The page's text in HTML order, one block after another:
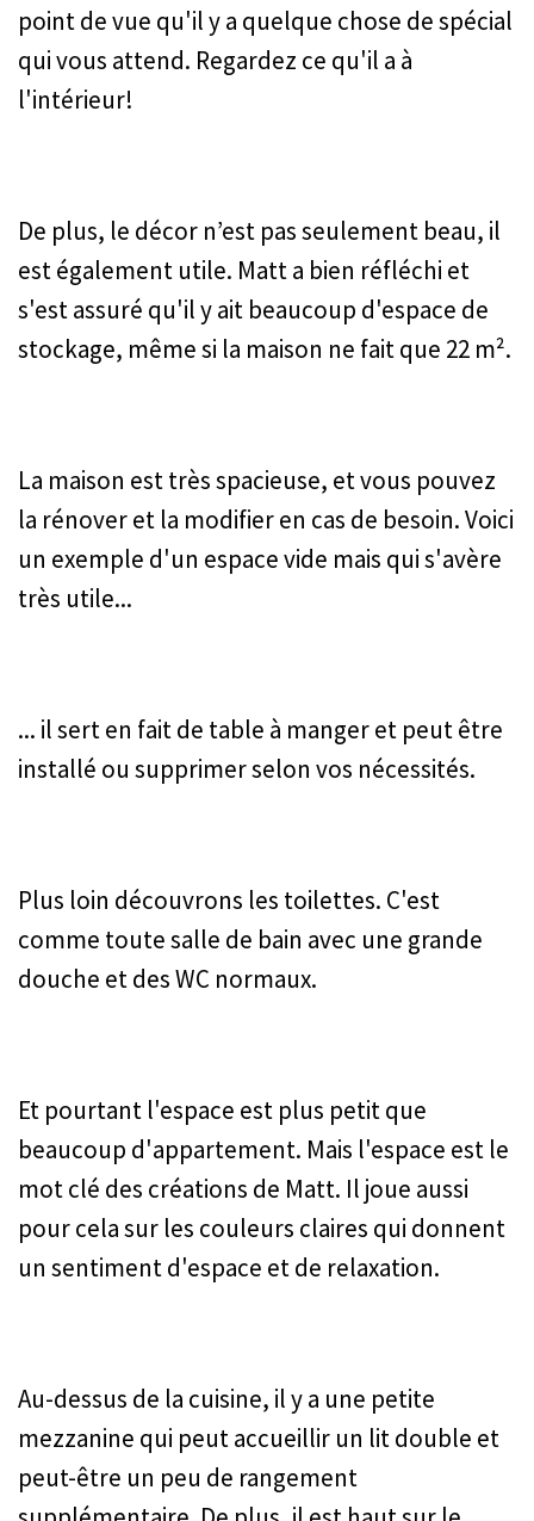
point de vue qu'il y a quelque chose de spécial
qui vous attend. Regardez ce qu'il a à
l'intérieur!
De plus, le décor n’est pas seulement beau, il
est également utile. Matt a bien réfléchi et
s'est assuré qu'il y ait beaucoup d'espace de
stockage, même si la maison ne fait que 22 m².
La maison est très spacieuse, et vous pouvez
la rénover et la modifier en cas de besoin. Voici
un exemple d'un espace vide mais qui s'avère
très utile...
... il sert en fait de table à manger et peut être
installé ou supprimer selon vos nécessités.
Plus loin découvrons les toilettes. C'est
comme toute salle de bain avec une grande
douche et des WC normaux.
Et pourtant l'espace est plus petit que
beaucoup d'appartement. Mais l'espace est le
mot clé des créations de Matt. Il joue aussi
pour cela sur les couleurs claires qui donnent
un sentiment d'espace et de relaxation.
Au-dessus de la cuisine, il y a une petite
mezzanine qui peut accueillir un lit double et
peut-être un peu de rangement